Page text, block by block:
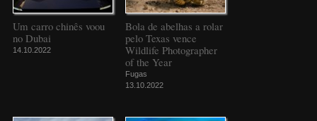
Um carro chinês voou
no Dubai
14.10.2022
Bola de abelhas a rolar
pelo Texas vence
Wildlife Photographer
of the Year
Fugas
13.10.2022